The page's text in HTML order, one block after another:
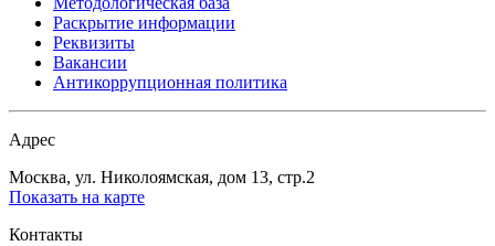
Раскрытие информации
Реквизиты
Вакансии
Антикоррупционная политика
Адрес
Москва, ул. Николоямская, дом 13, стр.2
Показать на карте
Контакты